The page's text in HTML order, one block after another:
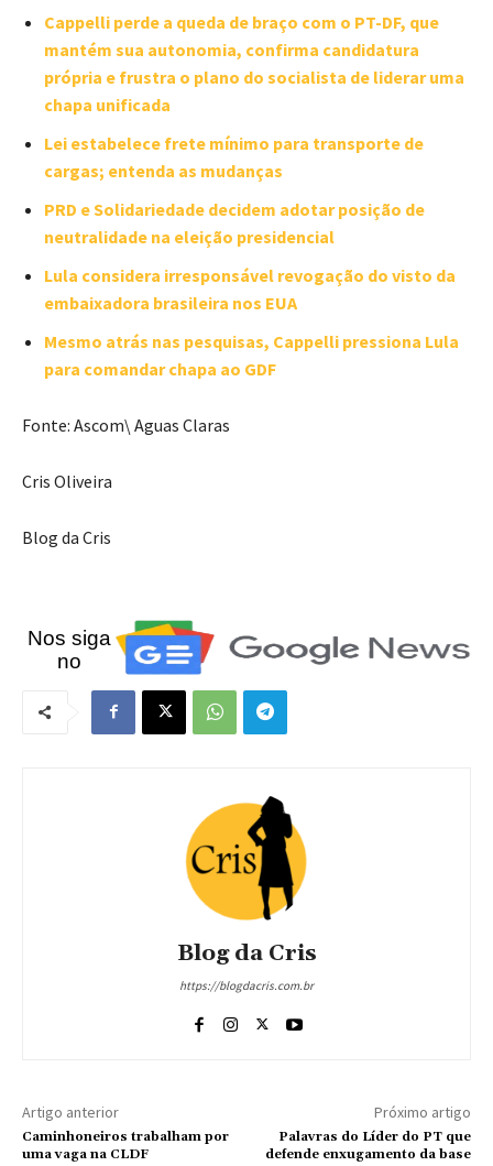
Cappelli perde a queda de braço com o PT-DF, que
mantém sua autonomia, confirma candidatura
própria e frustra o plano do socialista de liderar uma
chapa unificada
Lei estabelece frete mínimo para transporte de
cargas; entenda as mudanças
PRD e Solidariedade decidem adotar posição de
neutralidade na eleição presidencial
Lula considera irresponsável revogação do visto da
embaixadora brasileira nos EUA
Mesmo atrás nas pesquisas, Cappelli pressiona Lula
para comandar chapa ao GDF
Fonte: Ascom\ Aguas Claras
Cris Oliveira
Blog da Cris
Nos siga
no
Blog da Cris
https://blogdacris.com.br
Artigo anterior
Caminhoneiros trabalham por
uma vaga na CLDF
Próximo artigo
Palavras do Líder do PT que
defende enxugamento da base